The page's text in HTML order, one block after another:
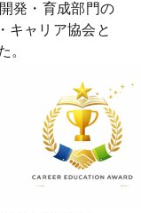
発・育成部門の
キャリア協会と
。